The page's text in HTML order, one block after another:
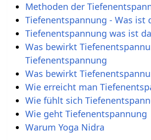
Methoden der
Tiefenentspannung - Was ist
Tiefenentspannung was ist
Was bewirkt
Tiefenentspannung
Was bewirkt
Wie erreicht man
Wie fühlt sich
Wie geht Tiefenentspannung
Warum Yoga Nidra